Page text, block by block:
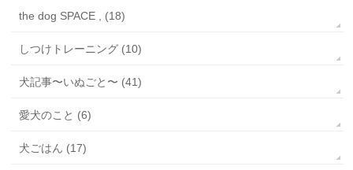
the dog SPACE , (18)
しつけトレーニング (10)
犬記事〜いぬごと〜 (41)
愛犬のこと (6)
犬ごはん (17)